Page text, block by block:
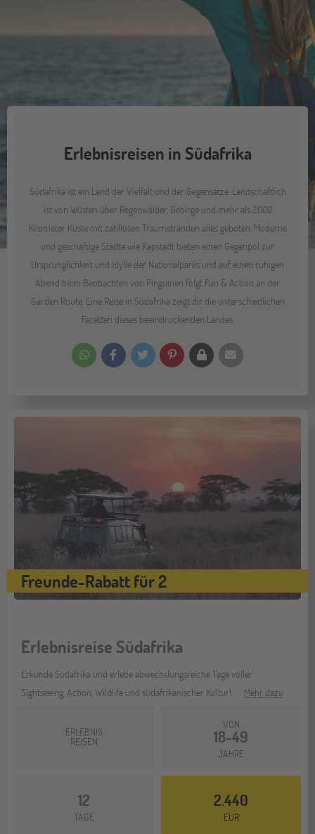
Erlebnisreisen in Südafrika
Südafrika ist ein Land der Vielfalt und der Gegensätze. Landschaftlich
ist von Wüsten über Regenwälder, Gebirge und mehr als 2000
Kilometer Küste mit zahllosen Traumstränden alles geboten. Moderne
und geschäftige Städte wie Kapstadt bieten einen Gegenpol zur
Ursprünglichkeit und Idylle der Nationalparks und auf einen ruhigen
Abend beim Beobachten von Pinguinen folgt Fun & Action an der
Garden Route. Eine Reise in Südafrika zeigt dir die unterschiedlichen
Facetten dieses beeindruckenden Landes.
Freunde-Rabatt für 2
Erlebnisreise Südafrika
Erkunde Südafrika und erlebe abwechslungsreiche Tage voller
Sightseeing, Action, Wildlife und südafrikanischer Kultur!
Mehr dazu
ERLEBNIS
REISEN
VON
18-49
JAHRE
12
TAGE
2.440
EUR